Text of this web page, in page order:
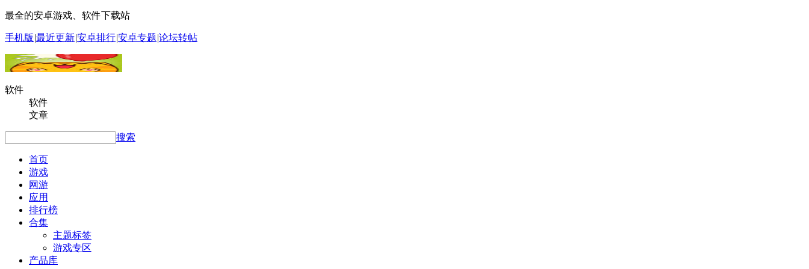
最全的安卓游戏、软件下载站
手机版 |最近更新|安卓排行|安卓专题|论坛转帖
软件
软件
文章
搜索
首页
游戏
网游
应用
排行榜
合集
主题标签
游戏专区
产品库